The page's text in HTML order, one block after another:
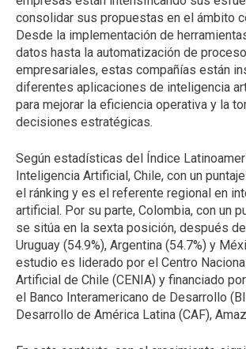
consolidar sus propuestas en el ámbito
Desde la implementación de
datos hasta la automatización de
empresariales, estas compañías están
diferentes aplicaciones de inteligencia
para mejorar la eficiencia operativa y la
decisiones estratégicas.
Según estadísticas del Índice
Inteligencia Artificial, Chile, con un
el ránking y es el referente regional en
artificial. Por su parte, Colombia, con un
se sitúa en la sexta posición, después
Uruguay (54.9%), Argentina (54.7%) y
estudio es liderado por el Centro
Artificial de Chile (CENIA) y financiado
el Banco Interamericano de Desarrollo
Desarrollo de América Latina (CAF),